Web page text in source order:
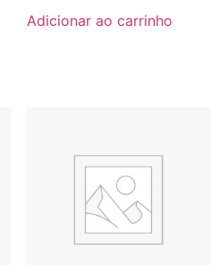
Adicionar ao carrinho